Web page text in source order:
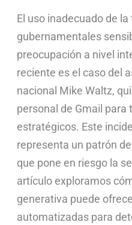
El uso inadecuado de
gubernamentales
preocupación a nivel
reciente es el caso del
nacional Mike Waltz,
personal de Gmail
estratégicos. Este
representa un patrón
que pone en riesgo la
artículo exploramos
generativa puede
automatizadas para